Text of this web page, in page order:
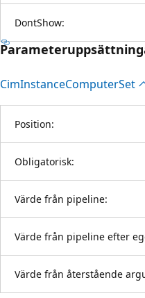
DontShow:
CimInstanceComputerSet
Position:
Obligatorisk:
Värde från pipeline:
Värde från pipeline efter
Värde från återstående